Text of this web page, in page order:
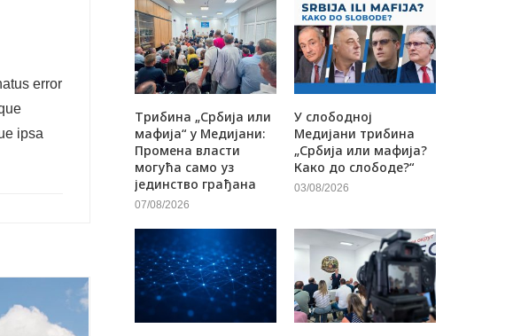
error
ipsa
Трибина „Србија или
мафија“ у Медијани:
Промена власти
могућа само уз
јединство грађана
07/08/2026
У слободној
Медијани трибина
„Србија или мафија?
Како до слободе?“
03/08/2026